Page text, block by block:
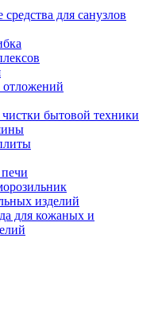
для санузлов
чистки бытовой техники
изделий
для кожаных и